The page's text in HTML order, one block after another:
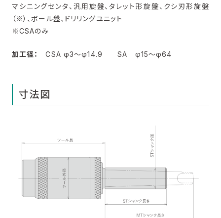
マシニングセンタ、汎用旋盤、タレット形旋盤、クシ刃形旋盤
（※）、ボール盤、ドリリングユニット
※CSAのみ
加工径： CSA φ3～φ14.9 SA φ15～φ64
寸法図